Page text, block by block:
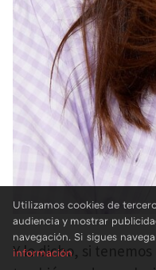
Y lo dicho, si tenemos
Utilizamos cookies de
audiencia y mostrar
navegación. Si sigues
información